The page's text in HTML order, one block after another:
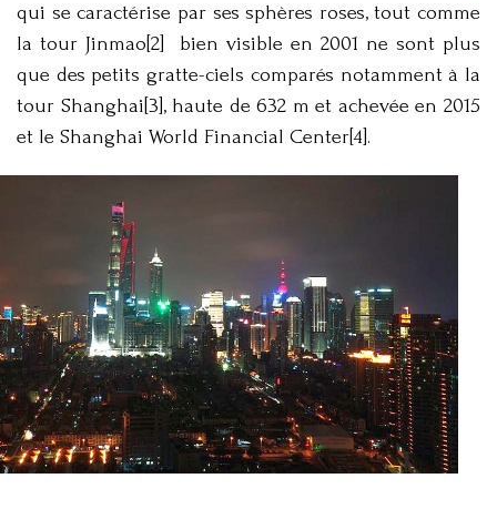
qui se caractérise par ses sphères roses, tout comme
la tour Jinmao[2] bien visible en 2001 ne sont plus
que des petits gratte-ciels comparés notamment à la
tour Shanghai[3], haute de 632 m et achevée en 2015
et le Shanghai World Financial Center[4].